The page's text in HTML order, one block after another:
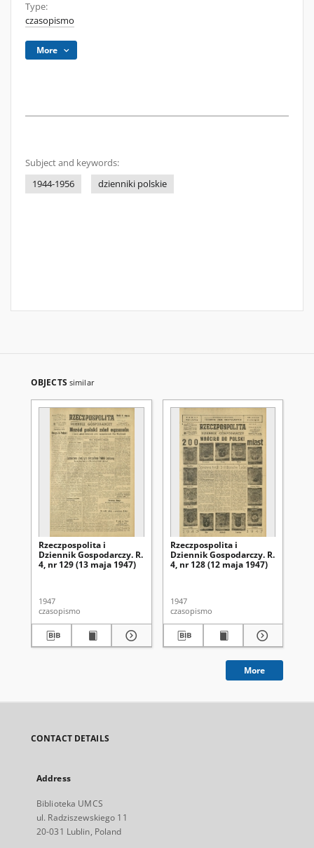
Type:
czasopismo
More
Subject and keywords:
1944-1956
dzienniki polskie
OBJECTS similar
Rzeczpospolita i
Dziennik Gospodarczy. R.
4, nr 129 (13 maja 1947)
1947
czasopismo
Rzeczpospolita i
Dziennik Gospodarczy. R.
4, nr 128 (12 maja 1947)
1947
czasopismo
More
CONTACT DETAILS
Address
Biblioteka UMCS
ul. Radziszewskiego 11
20-031 Lublin, Poland